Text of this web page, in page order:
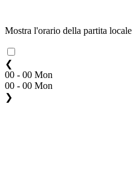
Mostra l'orario della partita locale
❮
00 - 00 Mon
00 - 00 Mon
❯